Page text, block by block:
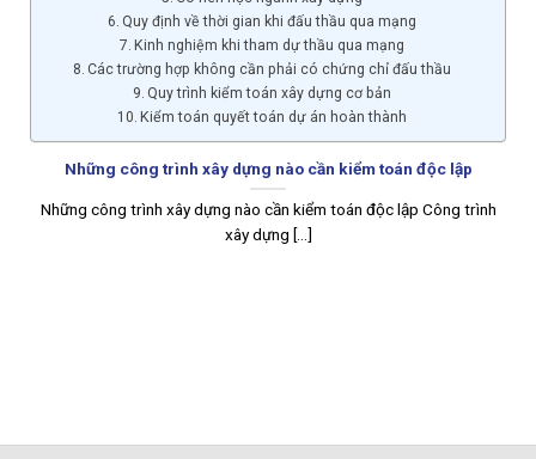
Quy định về thời gian khi đấu thầu qua mạng
Kinh nghiệm khi tham dự thầu qua mạng
Các trường hợp không cần phải có chứng chỉ đấu thầu
Quy trình kiểm toán xây dựng cơ bản
Kiểm toán quyết toán dự án hoàn thành
Những công trình xây dựng nào cần kiểm toán độc lập
Những công trình xây dựng nào cần kiểm toán độc lập Công trình
xây dựng [...]